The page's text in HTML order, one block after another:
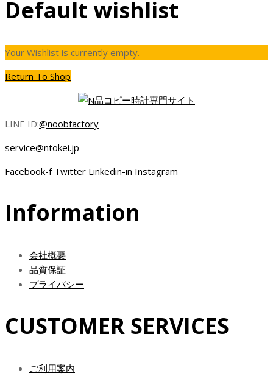
Default wishlist
Your Wishlist is currently empty.
Return To Shop
LINE ID:@noobfactory
service@ntokei.jp
Facebook-f Twitter Linkedin-in Instagram
Information
会社概要
品質保証
プライバシー
CUSTOMER SERVICES
ご利用案内